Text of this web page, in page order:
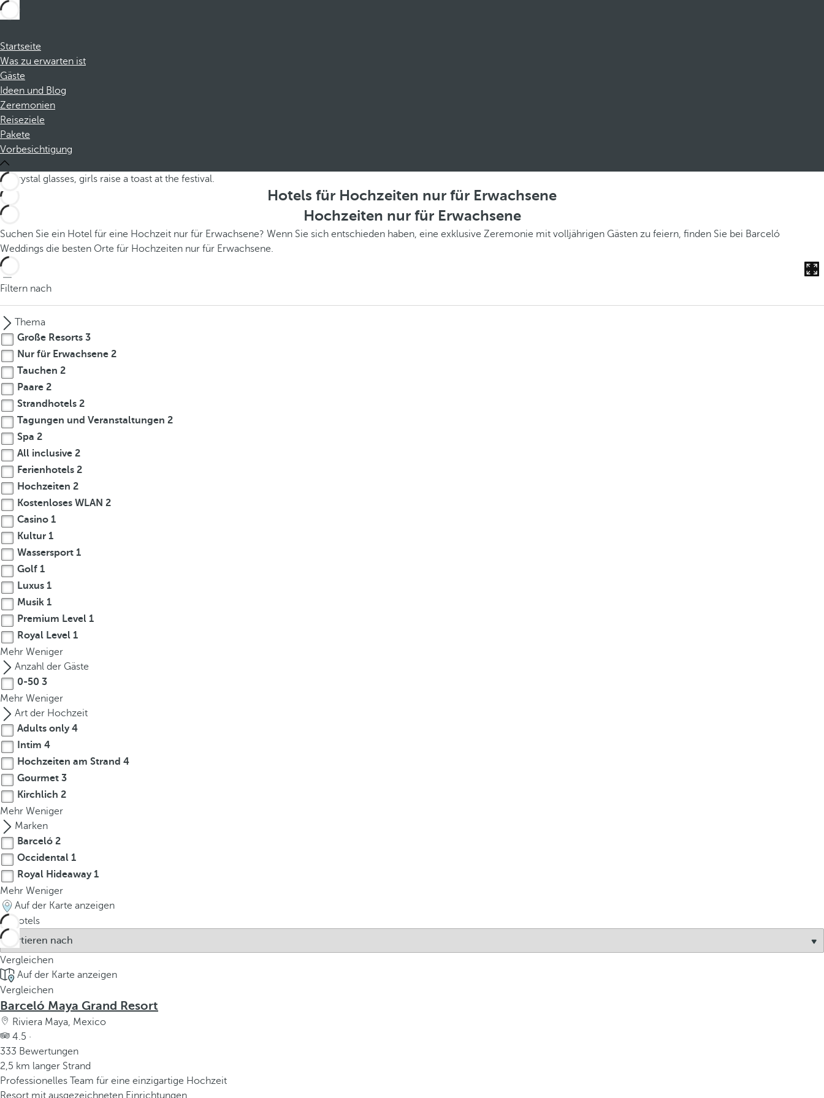
Startseite
Was zu erwarten ist
Gäste
Ideen und Blog
Zeremonien
Reiseziele
Pakete
Vorbesichtigung
Hotels für Hochzeiten nur für Erwachsene
Hochzeiten nur für Erwachsene
Suchen Sie ein Hotel für eine Hochzeit nur für Erwachsene? Wenn Sie sich entschieden haben, eine exklusive Zeremonie mit volljährigen Gästen zu feiern, finden Sie bei Barceló
Weddings die besten Orte für Hochzeiten nur für Erwachsene.
Filtern nach
Thema
Große Resorts 3
Nur für Erwachsene 2
Tauchen 2
Paare 2
Strandhotels 2
Tagungen und Veranstaltungen 2
Spa 2
All inclusive 2
Ferienhotels 2
Hochzeiten 2
Kostenloses WLAN 2
Casino 1
Kultur 1
Wassersport 1
Golf 1
Luxus 1
Musik 1
Premium Level 1
Royal Level 1
Mehr Weniger
Anzahl der Gäste
0-50 3
Mehr Weniger
Art der Hochzeit
Adults only4
Intim 4
Hochzeiten am Strand 4
Gourmet 3
Kirchlich 2
Mehr Weniger
Marken
Barceló 2
Occidental 1
Royal Hideaway1
Mehr Weniger
Auf der Karte anzeigen
4
Hotels
Vergleichen
Auf der Karte anzeigen
Vergleichen
Barceló Maya Grand Resort
Riviera Maya, Mexico
4.5 ·
333 Bewertungen
2,5 km langer Strand
Professionelles Team für eine einzigartige Hochzeit
Resort mit ausgezeichneten Einrichtungen